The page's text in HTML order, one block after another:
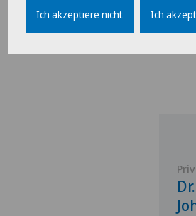
Ärzte
Ich akzeptiere nicht Ich